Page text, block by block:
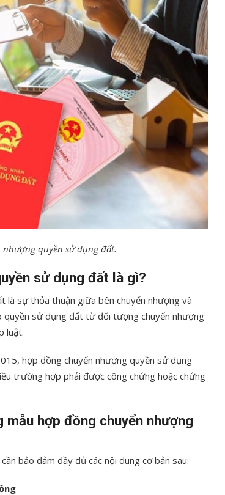
quyền sử dụng đất.
sử dụng đất là gì?
là sự thỏa thuận giữa bên chuyển nhượng và
quyền sử dụng đất từ đối tượng chuyển nhượng
luật.
hợp đồng chuyển nhượng quyền sử dụng
trường hợp phải được công chứng hoặc chứng
hợp đồng chuyển nhượng
bảo đảm đầy đủ các nội dung cơ bản sau: